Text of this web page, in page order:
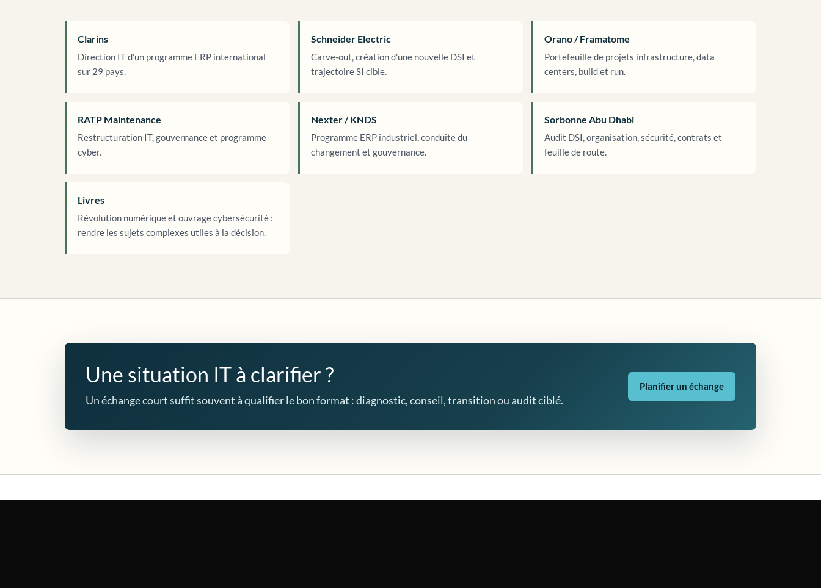
Clarins
Direction IT d’un programme ERP international
sur 29 pays.
Schneider Electric
Carve-out, création d’une nouvelle DSI et
trajectoire SI cible.
Orano / Framatome
Portefeuille de projets infrastructure, data
centers, build et run.
RATP Maintenance
Restructuration IT, gouvernance et programme
cyber.
Nexter / KNDS
Programme ERP industriel, conduite du
changement et gouvernance.
Sorbonne Abu Dhabi
Audit DSI, organisation, sécurité, contrats et
feuille de route.
Livres
Révolution numérique et ouvrage cybersécurité :
rendre les sujets complexes utiles à la décision.
Une situation IT à clarifier ?
Un échange court suffit souvent à qualifier le bon format : diagnostic, conseil, transition ou audit ciblé.
Planifier un échange